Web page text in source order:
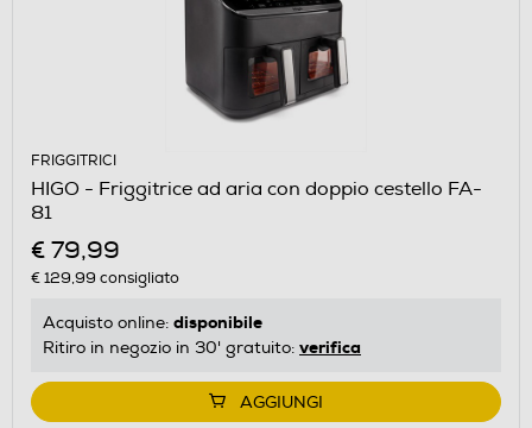
FRIGGITRICI
HIGO - Friggitrice ad aria con doppio cestello FA-
81
€ 79,99
€ 129,99 consigliato
Acquisto online: disponibile
Ritiro in negozio in 30' gratuito: verifica
AGGIUNGI